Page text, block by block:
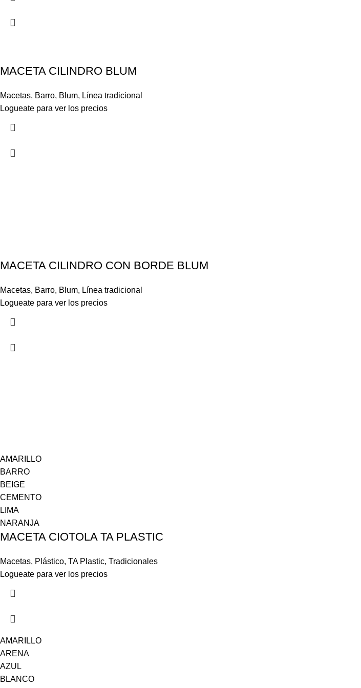
MACETA CILINDRO BLUM
Macetas, Barro, Blum, Línea tradicional
Logueate para ver los precios
MACETA CILINDRO CON BORDE BLUM
Macetas, Barro, Blum, Línea tradicional
Logueate para ver los precios
AMARILLO
BARRO
BEIGE
CEMENTO
LIMA
NARANJA
MACETA CIOTOLA TA PLASTIC
Macetas, Plástico, TA Plastic, Tradicionales
Logueate para ver los precios
AMARILLO
ARENA
AZUL
BLANCO